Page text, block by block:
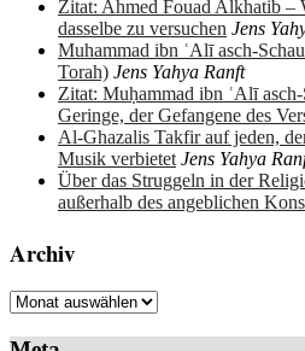
Zitat: Ahmed Fouad Alkhatib –
dasselbe zu versuchen Jens
Muhammad ibn ʿAlī asch-
Torah) Jens Yahya Ranft
Zitat: Muḥammad ibn ʿAlī
Geringe, der Gefangene des
Al-Ghazalis Takfir auf jeden,
Musik verbietet Jens Yahya
Über das Struggeln in der
außerhalb des angeblichen
Archiv
Archiv